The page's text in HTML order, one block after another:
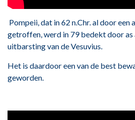
Pompeii, dat in 62 n.Chr. al door een
getroffen, werd in 79 bedekt door as
uitbarsting van de Vesuvius.
Het is daardoor een van de best
geworden.